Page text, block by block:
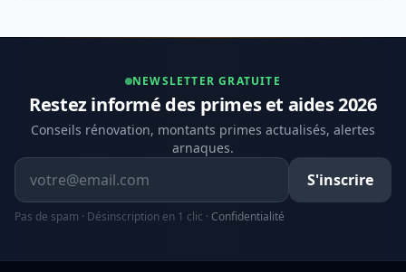
NEWSLETTER GRATUITE
Restez informé des primes et aides 2026
Conseils rénovation, montants primes actualisés, alertes
arnaques.
Adresse email
S'inscrire
Pas de spam · Désinscription en 1 clic · Confidentialité